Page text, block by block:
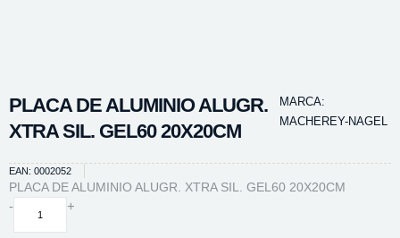
PLACA DE ALUMINIO ALUGR.
XTRA SIL. GEL60 20X20CM
MARCA:
MACHEREY-NAGEL
EAN: 0002052
PLACA DE ALUMINIO ALUGR. XTRA SIL. GEL60 20X20CM
-
PLACA
+